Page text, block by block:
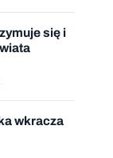
się i
wkracza